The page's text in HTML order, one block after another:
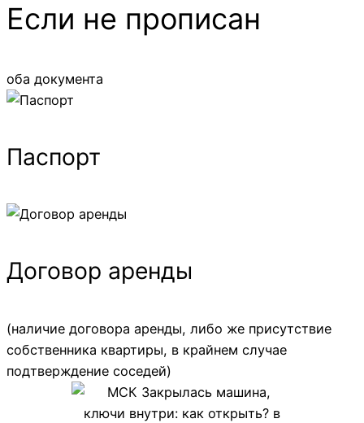
Если не прописан
оба документа
Паспорт
Договор аренды
(наличие договора аренды, либо же присутствие
собственника квартиры, в крайнем случае
подтверждение соседей)